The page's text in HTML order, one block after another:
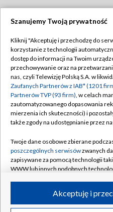
Abonament TVP
Emisja w TVP
Centrum informacji TVP
Naziemna Telewizja
Rada Programowa
System NOS
Informacje o nadawcy
Program dla prasy
Polityka
©2026 Telewizja
Szanujemy Twoją prywatność
Kliknij "Akceptuję i przechodzę do
korzystanie z technologii
dostęp do informacji na Twoim
przechowywanie oraz na
nas, czyli Telewizję Polską S.A. w
Zaufanych Partnerów z IAB* (1201
Partnerów TVP (93 firm), w celach
zautomatyzowanego dopasowania
mierzenia ich skuteczności) i
także zgody na udostępnianie przez
Twoje dane osobowe zbierane
poszczególnych serwisówzwanych
zapisywane za pomocą technologii
WWW lub innych podobnych
ruchu w Internecie.Akceptuję i